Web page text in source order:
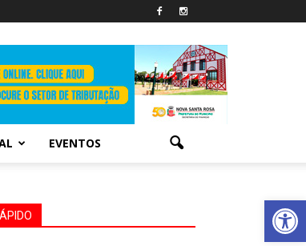
Abrir
EVENTOS